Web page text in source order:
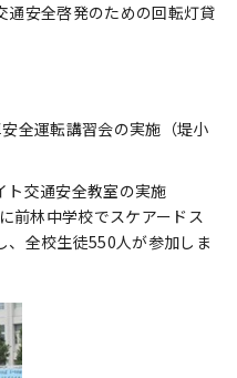
通安全啓発のための回転灯貸
全運転講習会の実施（堤小
ト交通安全教室の実施
前林中学校でスケアードス
、全校生徒550人が参加しま